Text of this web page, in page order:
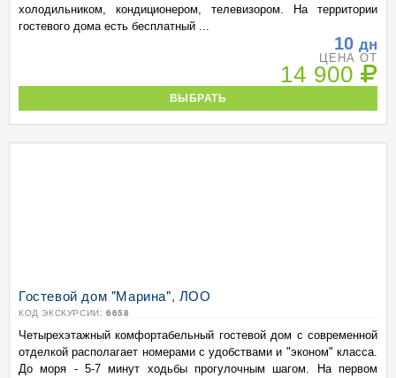
холодильником, кондиционером, телевизором. На территории
гостевого дома есть бесплатный ...
10 дн
ЦЕНА ОТ
14 900
ВЫБРАТЬ
Гостевой дом "Марина", ЛОО
КОД ЭКСКУРСИИ: 6658
Четырехэтажный комфортабельный гостевой дом с современной
отделкой располагает номерами с удобствами и "эконом" класса.
До моря - 5-7 минут ходьбы прогулочным шагом. На первом